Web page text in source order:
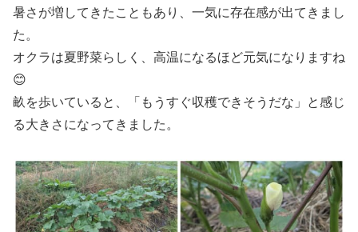
暑さが増してきたこともあり、一気に存在感が出てきまし
た。
オクラは夏野菜らしく、高温になるほど元気になりますね
😊
畝を歩いていると、「もうすぐ収穫できそうだな」と感じ
る大きさになってきました。